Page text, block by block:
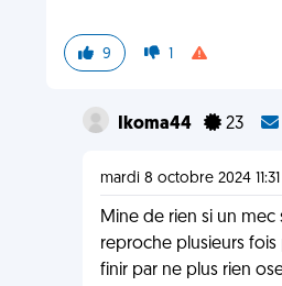
9 1
Ikoma44 23
mardi 8 octobre 2024 11:31
Mine de rien si un
reproche plusieurs fois
finir par ne plus rien